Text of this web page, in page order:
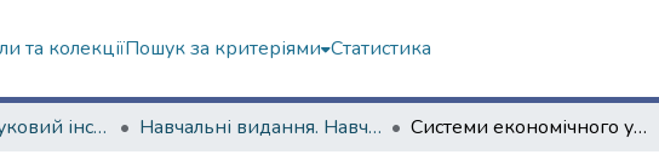
та колекціїПошук за критеріями Статистика
Навчально-науковий інститут «Українська інженерно-педагогічна академія» Навчальні видання. Навчально-науковий інститут «Українська інженерно-педагогічна академія» Системи економічного управління складними технічними комплексами : навчально-методичний посібник для здобувачів вищої освіти другого (магістерського) рівня за спеціальністю 174 «Автоматизація, комп’ютерно-інтегровані технології та робототехніка» [Електронний ресурс]